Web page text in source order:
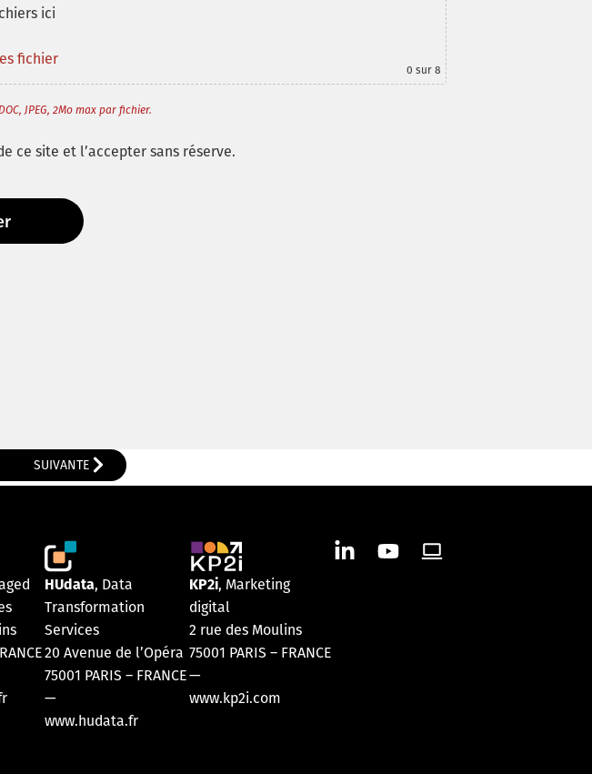
ici
fichier
0 sur 8
JPEG, 2Mo max par fichier.
ce site et l’accepter sans réserve.
SUIVANTE
HUdata, Data
Transformation
Services
20 Avenue de l’Opéra
75001 PARIS –FRANCE
—
www.hudata.fr
KP2i, Marketing
digital
2 rue des Moulins
75001 PARIS – FRANCE
—
www.kp2i.com